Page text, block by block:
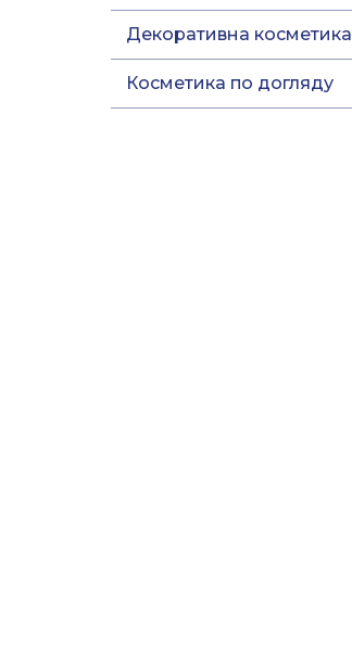
Декоративна косметика
Косметика по догляду